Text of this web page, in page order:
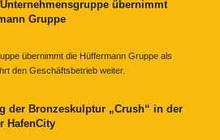
übernimmt
Gruppe
übernimmt die Hüffermann Gruppe als
den Geschäftsbetrieb weiter.
der Bronzeskulptur „Crush“ in der
HafenCity